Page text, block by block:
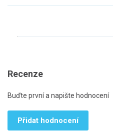
Recenze
Buďte první a napište hodnocení
Přidat hodnocení